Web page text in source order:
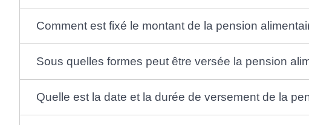
Comment est fixé le montant de la pension
Sous quelles formes peut être versée la pension
Quelle est la date et la durée de versement de la